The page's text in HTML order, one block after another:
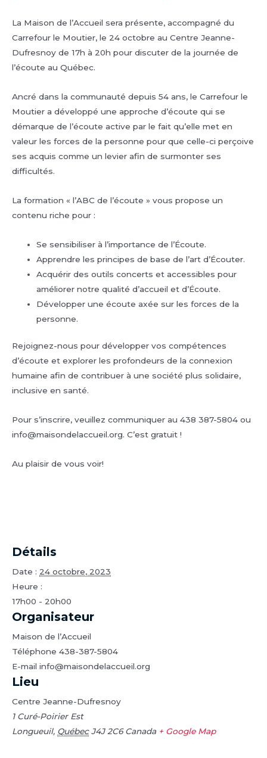
La Maison de l’Accueil sera présente, accompagné du
Carrefour le Moutier, le 24 octobre au Centre Jeanne-
Dufresnoy de 17h à 20h pour discuter de la journée de
l’écoute au Québec.
Ancré dans la communauté depuis 54 ans, le Carrefour le
Moutier a développé une approche d’écoute qui se
démarque de l’écoute active par le fait qu’elle met en
valeur les forces de la personne pour que celle-ci perçoive
ses acquis comme un levier afin de surmonter ses
difficultés.
La formation « l’ABC de l’écoute » vous propose un
contenu riche pour :
Se sensibiliser à l’importance de l’Écoute.
Apprendre les principes de base de l’art d’Écouter.
Acquérir des outils concerts et accessibles pour
améliorer notre qualité d’accueil et d’Écoute.
Développer une écoute axée sur les forces de la
personne.
Rejoignez-nous pour développer vos compétences
d’écoute et explorer les profondeurs de la connexion
humaine afin de contribuer à une société plus solidaire,
inclusive en santé.
Pour s’inscrire, veuillez communiquer au 438 387-5804 ou
info@maisondelaccueil.org. C’est gratuit !
Au plaisir de vous voir!
Détails
Date : 24 octobre, 2023
Heure :
17h00 - 20h00
Organisateur
Maison de l’Accueil
Téléphone 438-387-5804
E-mail info@maisondelaccueil.org
Lieu
Centre Jeanne-Dufresnoy
1 Curé-Poirier Est
Longueuil, Québec J4J 2C6 Canada + Google Map